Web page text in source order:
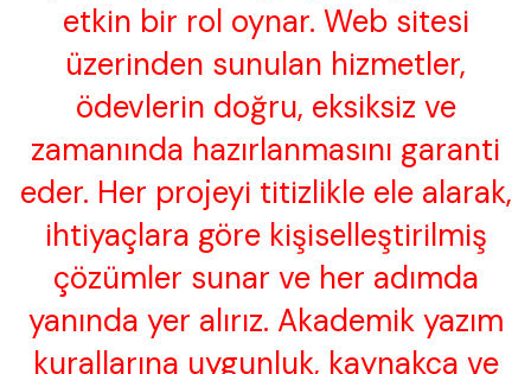
etkin bir rol oynar. Web sitesi
üzerinden sunulan hizmetler,
ödevlerin doğru, eksiksiz ve
zamanında hazırlanmasını garanti
eder. Her projeyi titizlikle ele alarak,
ihtiyaçlara göre kişiselleştirilmiş
çözümler sunar ve her adımda
yanında yer alırız. Akademik yazım
kurallarına uygunluk, kaynakça ve